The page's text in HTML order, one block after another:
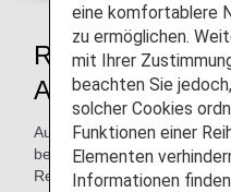
Reisen zum und
Airport
Auf dieser Seite finden Sie
benötigen, um sich im
Reiseziel finden zu können.
eine komfortablere
zu ermöglichen.
mit Ihrer
beachten Sie
solcher Cookies
Funktionen einer
Elementen
Informationen